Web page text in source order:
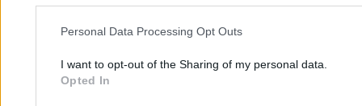
Personal Data Processing Opt Outs
I want to opt-out of the Sharing of my personal data.
Opted In
Nagle wszystko stanęło w Kotle Goryczkowym.